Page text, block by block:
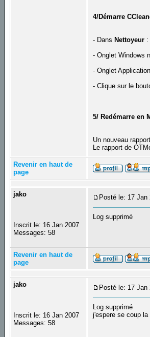
4/Démarre
- Dans Nettoyeur :
- Onglet Windows
- Onglet
- Clique sur le
5/ Redémarre en
Un nouveau
Le rapport de
Revenir en haut de
page
jako
Inscrit le: 16 Jan 2007
Messages: 58
Posté le: 17 Jan
Log supprimé
Revenir en haut de
page
jako
Inscrit le: 16 Jan 2007
Messages: 58
Posté le: 17 Jan
Log supprimé
j'espere se coup